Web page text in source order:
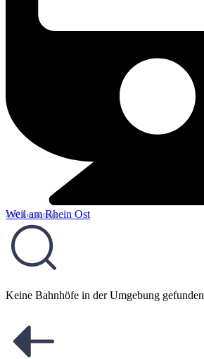
Weil am Rhein Ost
2,97 km entfernt
Keine Bahnhöfe in der Umgebung gefunden